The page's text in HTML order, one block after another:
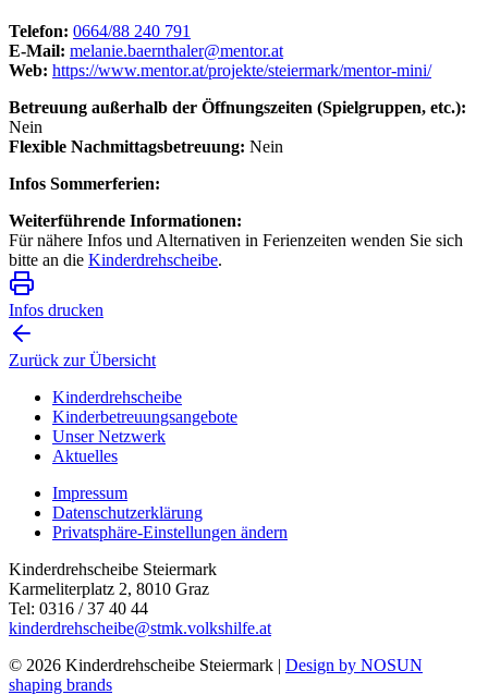
Telefon: 0664/88 240 791
E-Mail: melanie.baernthaler@mentor.at
Web: https://www.mentor.at/projekte/steiermark/mentor-mini/
Betreuung außerhalb der Öffnungszeiten (Spielgruppen, etc.):
Nein
Flexible Nachmittagsbetreuung: Nein
Infos Sommerferien:
Weiterführende Informationen:
Für nähere Infos und Alternativen in Ferienzeiten wenden Sie sich
bitte an die Kinderdrehscheibe.
Infos drucken
Zurück zur Übersicht
Kinderdrehscheibe
Kinderbetreuungs­angebote
Unser Netzwerk
Aktuelles
Impressum
Datenschutzerklärung
Privatsphäre-Einstellungen ändern
Kinderdrehscheibe Steiermark
Karmeliterplatz 2, 8010 Graz
Tel: 0316 / 37 40 44
kinderdrehscheibe@stmk.volkshilfe.at
© 2026 Kinderdrehscheibe Steiermark | Design by NOSUN
shaping brands